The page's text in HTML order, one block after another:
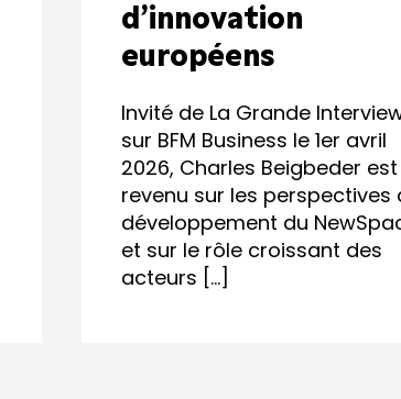
d’innovation
européens
Invité de La Grande
sur BFM Business le 1er avril
2026, Charles Beigbeder est
revenu sur les perspectives
développement du
et sur le rôle croissant des
acteurs […]